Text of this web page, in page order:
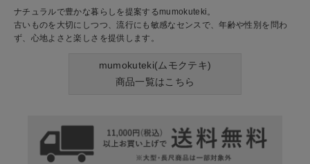
ナチュラルで豊かな暮らしを提案するmumokuteki。
古いものを大切にしつつ、流行にも敏感なセンスで、年齢や性別を問わ
ず、心地よさと楽しさを提供します。
mumokuteki(ムモクテキ)
商品一覧はこちら